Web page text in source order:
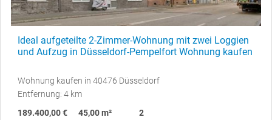
Ideal aufgeteilte 2-Zimmer-Wohnung mit zwei Loggien
und Aufzug in Düsseldorf-Pempelfort Wohnung kaufen
Wohnung kaufen in 40476 Düsseldorf
Entfernung: 4 km
189.400,00 €
45,00 m²
2